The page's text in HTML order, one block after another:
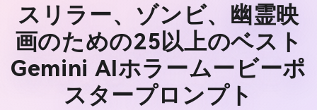
スリラー、ゾンビ、幽霊映
画のための25以上のベスト
Gemini AIホラームービーポ
スタープロンプト